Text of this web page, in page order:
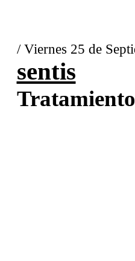
/ Viernes 25 de
sentis